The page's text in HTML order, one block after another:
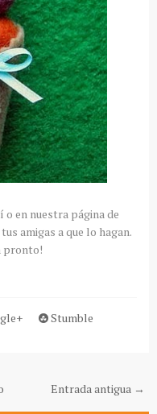
en nuestra página de
amigas a que lo hagan.
pronto!
Stumble
Entrada antigua →